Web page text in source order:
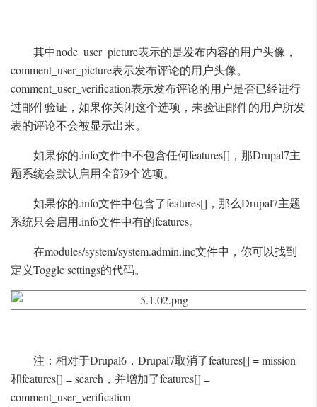
其中node_user_picture表示的是发布内容的用户头像，
comment_user_picture表示发布评论的用户头像。
comment_user_verification表示发布评论的用户是否已经进行
过邮件验证，如果你关闭这个选项，未验证邮件的用户所发
表的评论不会被显示出来。
如果你的.info文件中不包含任何features[]，那Drupal7主
题系统会默认启用全部9个选项。
如果你的.info文件中包含了features[]，那么Drupal7主题
系统只会启用.info文件中有的features。
在modules/system/system.admin.inc文件中，你可以找到
定义Toggle settings的代码。
注：相对于Drupal6，Drupal7取消了features[] = mission
和features[] = search，并增加了features[] =
comment_user_verification